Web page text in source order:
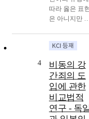
따라 옳은 표
은 아니지만
신과 동등 혹
격식과 정리를
갖추지 않고
하게 되며 한
어 사용자는
국어도 자채
게 자기의사를
4
비동의 강
간죄의 도
입에 관한
비교법적
연구 - 독